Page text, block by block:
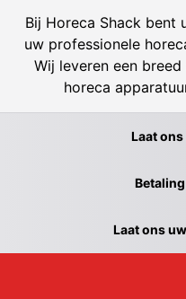
Bij Horeca Shack bent
uw professionele
Wij leveren een
horeca
Laat
Laat ons